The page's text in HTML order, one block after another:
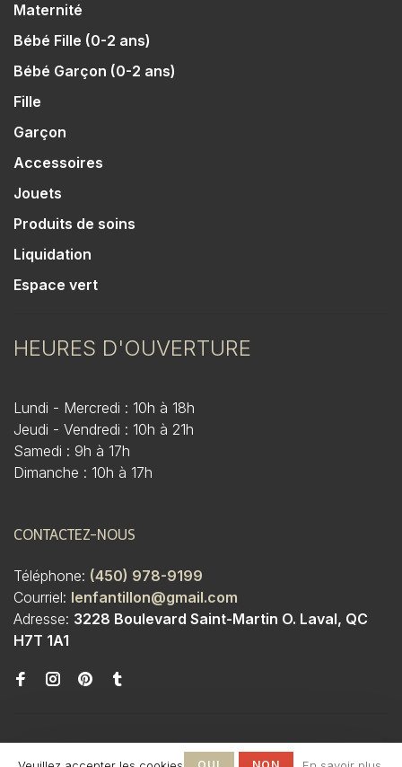
Maternité
Bébé Fille (0-2 ans)
Bébé Garçon (0-2 ans)
Fille
Garçon
Accessoires
Jouets
Produits de soins
Liquidation
Espace vert
HEURES D'OUVERTURE
Lundi - Mercredi : 10h à 18h
Jeudi - Vendredi : 10h à 21h
Samedi : 9h à 17h
Dimanche : 10h à 17h
CONTACTEZ-NOUS
Téléphone: (450) 978-9199
Courriel: lenfantillon@gmail.com
Adresse: 3228 Boulevard Saint-Martin O. Laval, QC
H7T 1A1